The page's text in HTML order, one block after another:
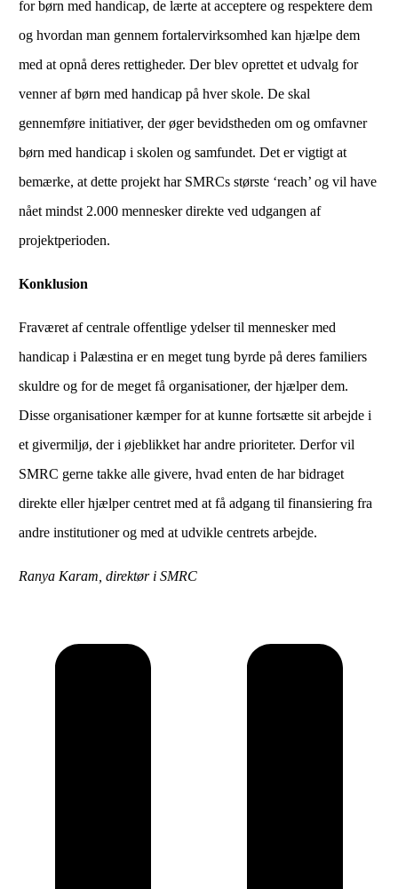
for børn med handicap, de lærte at acceptere og respektere dem
og hvordan man gennem fortalervirksomhed kan hjælpe dem
med at opnå deres rettigheder. Der blev oprettet et udvalg for
venner af børn med handicap på hver skole. De skal
gennemføre initiativer, der øger bevidstheden om og omfavner
børn med handicap i skolen og samfundet. Det er vigtigt at
bemærke, at dette projekt har SMRCs største ‘reach’ og vil have
nået mindst 2.000 mennesker direkte ved udgangen af ​​
projektperioden.
Konklusion
Fraværet af centrale offentlige ydelser til mennesker med
handicap i Palæstina er en meget tung byrde på deres familiers
skuldre og for de meget få organisationer, der hjælper dem.
Disse organisationer kæmper for at kunne fortsætte sit arbejde i
et givermiljø, der i øjeblikket har andre prioriteter. Derfor vil
SMRC gerne takke alle givere, hvad enten de har bidraget
direkte eller hjælper centret med at få adgang til finansiering fra
andre institutioner og med at udvikle centrets arbejde.
Ranya Karam, direktør i SMRC